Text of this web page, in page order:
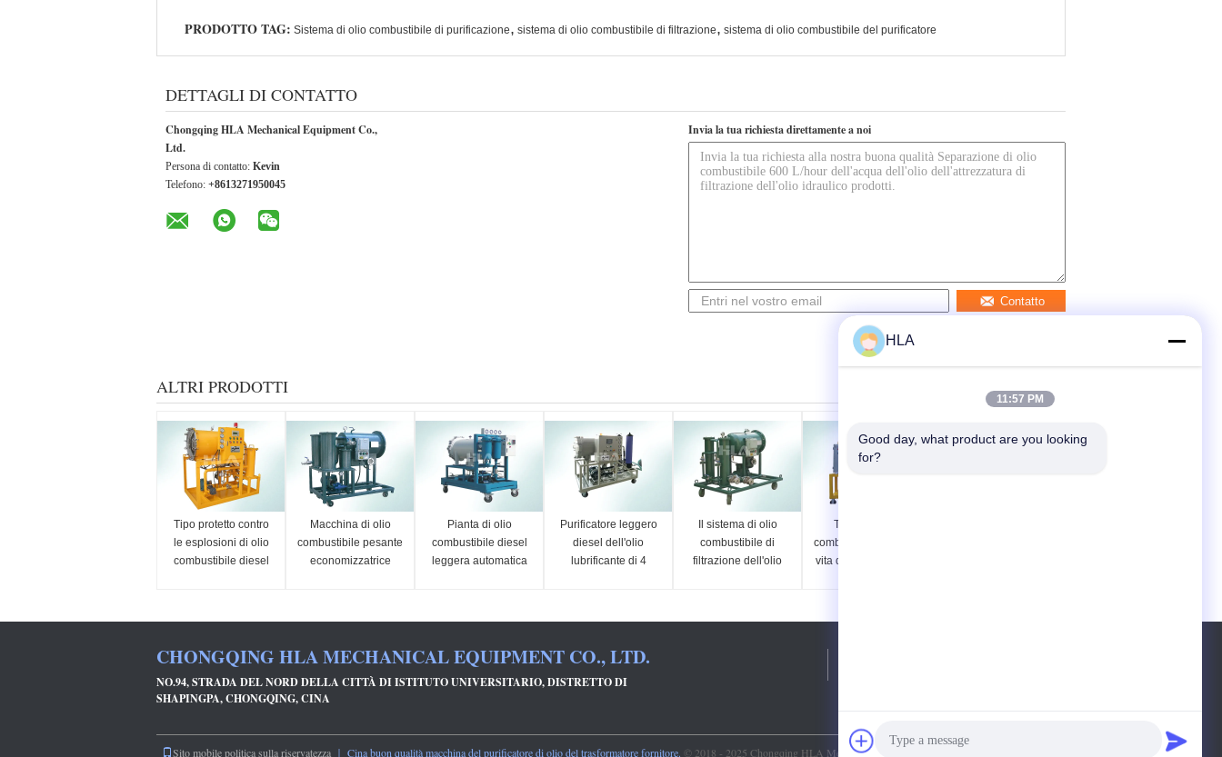
PRODOTTO TAG: Sistema di olio combustibile di purificazione, sistema di olio combustibile di filtrazione, sistema di olio combustibile del purificatore
DETTAGLI DI CONTATTO
Chongqing HLA Mechanical Equipment Co.,
Ltd.
Persona di contatto: Kevin
Telefono: +8613271950045
Invia la tua richiesta direttamente a noi
Contatto
ALTRI PRODOTTI
Tipo protetto contro
le esplosioni di olio
combustibile diesel
Macchina di olio
combustibile pesante
economizzatrice
Pianta di olio
combustibile diesel
leggera automatica
Purificatore leggero
diesel dell'olio
lubrificante di 4
Il sistema di olio
combustibile di
filtrazione dell'olio
Tempo di olio
combustibile di lunga
vita del sistema IP65
CHONGQING HLA MECHANICAL EQUIPMENT CO., LTD.
NO.94, STRADA DEL NORD DELLA CITTÀ DI ISTITUTO UNIVERSITARIO, DISTRETTO DI
SHAPINGPA, CHONGQING, CINA
Sito mobile politica sulla riservatezza｜ Cina buon qualità macchina del purificatore di olio del trasformatore fornitore. © 2018 - 2025 Chongqing HLA Mechanical Equipment Co., Ltd.. All Rights Reserved.
HLA
11:57 PM
Good day, what product are you looking
for?